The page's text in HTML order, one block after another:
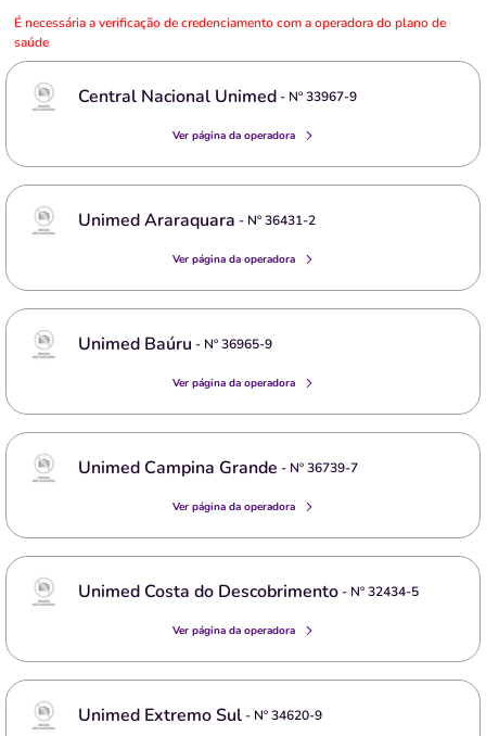
É necessária a verificação de credenciamento com a operadora do plano de
saúde
Central Nacional Unimed- Nº33967-9
Ver página da operadora
Unimed Araraquara - Nº36431-2
Ver página da operadora
Unimed Baúru - Nº36965-9
Ver página da operadora
Unimed Campina Grande - Nº36739-7
Ver página da operadora
Unimed Costa do Descobrimento- Nº32434-5
Ver página da operadora
Unimed Extremo Sul- Nº34620-9